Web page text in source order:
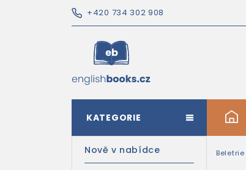
+420 734 302 908
#
KATEGORIE
Nově v nabídce